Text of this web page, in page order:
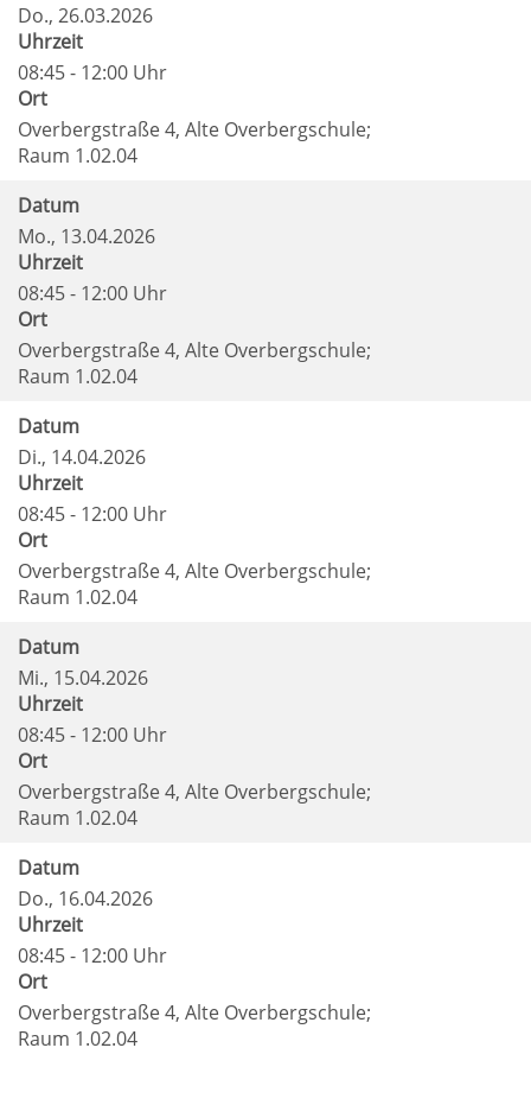
Do., 26.03.2026
Uhrzeit
08:45 - 12:00 Uhr
Ort
Overbergstraße 4, Alte Overbergschule;
Raum 1.02.04
Datum
Mo., 13.04.2026
Uhrzeit
08:45 - 12:00 Uhr
Ort
Overbergstraße 4, Alte Overbergschule;
Raum 1.02.04
Datum
Di., 14.04.2026
Uhrzeit
08:45 - 12:00 Uhr
Ort
Overbergstraße 4, Alte Overbergschule;
Raum 1.02.04
Datum
Mi., 15.04.2026
Uhrzeit
08:45 - 12:00 Uhr
Ort
Overbergstraße 4, Alte Overbergschule;
Raum 1.02.04
Datum
Do., 16.04.2026
Uhrzeit
08:45 - 12:00 Uhr
Ort
Overbergstraße 4, Alte Overbergschule;
Raum 1.02.04